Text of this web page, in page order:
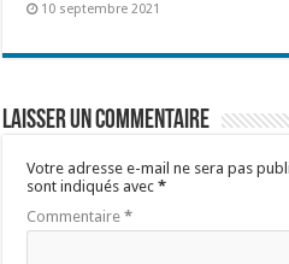
10 septembre 2021
Laisser un commentaire
Votre adresse e-mail ne sera pas
sont indiqués avec*
Commentaire*